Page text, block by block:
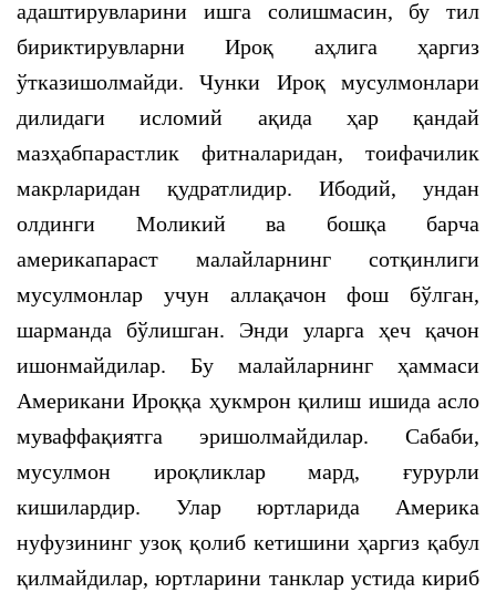
адаштирувларини ишга солишмасин, бу тил
бириктирувларни Ироқ аҳлига ҳаргиз
ўтказишолмайди. Чунки Ироқ мусулмонлари
дилидаги исломий ақида ҳар қандай
мазҳабпарастлик фитналаридан, тоифачилик
макрларидан қудратлидир. Ибодий, ундан
олдинги Моликий ва бошқа барча
америкапараст малайларнинг сотқинлиги
мусулмонлар учун аллақачон фош бўлган,
шарманда бўлишган. Энди уларга ҳеч қачон
ишонмайдилар. Бу малайларнинг ҳаммаси
Американи Ироққа ҳукмрон қилиш ишида асло
муваффақиятга эришолмайдилар. Сабаби,
мусулмон ироқликлар мард, ғурурли
кишилардир. Улар юртларида Америка
нуфузининг узоқ қолиб кетишини ҳаргиз қабул
қилмайдилар, юртларини танклар устида кириб